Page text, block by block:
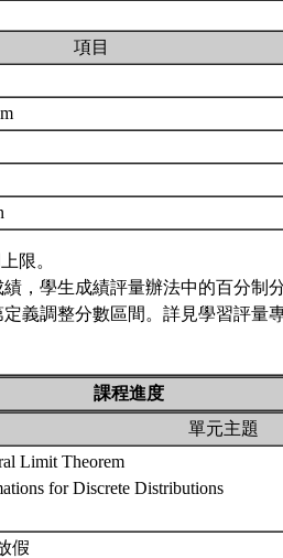
項目
限。
，學生成績評量辦法中的百分制
義調整分數區間。詳見學習評量
課程進度
單元主題
Limit Theorem
for Discrete Distributions
假